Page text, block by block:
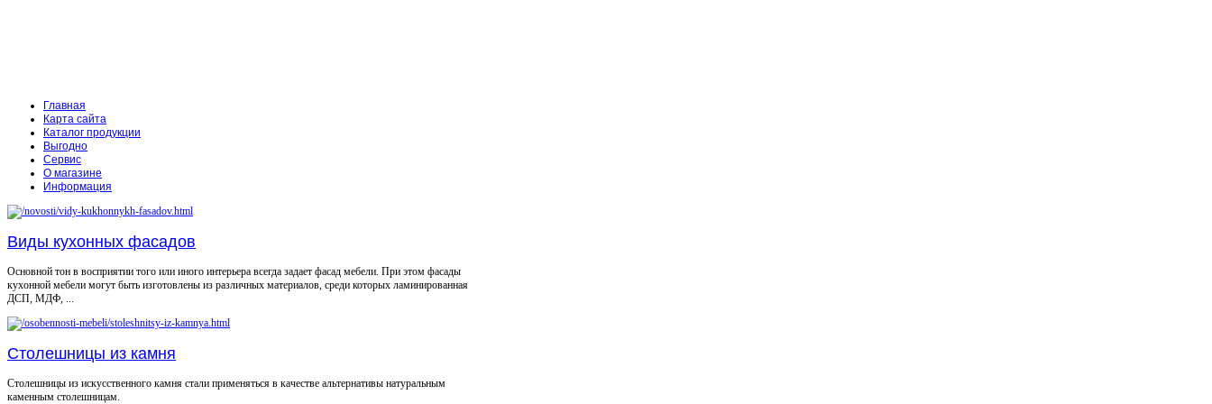
Главная
Карта сайта
Каталог продукции
Выгодно
Сервис
О магазине
Информация
Виды кухонных фасадов
Основной тон в восприятии того или иного интерьера всегда задает фасад мебели. При этом фасады
кухонной мебели могут быть изготовлены из различных материалов, среди которых ламинированная
ДСП, МДФ, ...
Столешницы из камня
Столешницы из искусственного камня стали применяться в качестве альтернативы натуральным
каменным столешницам.